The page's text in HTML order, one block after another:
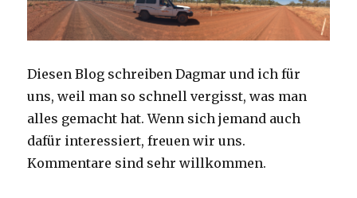
Diesen Blog schreiben Dagmar und ich für
uns, weil man so schnell vergisst, was man
alles gemacht hat. Wenn sich jemand auch
dafür interessiert, freuen wir uns.
Kommentare sind sehr willkommen.